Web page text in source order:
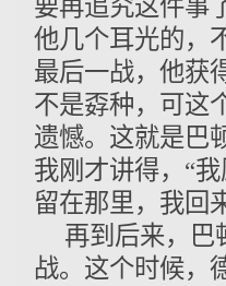
要再追究这件事
他几个耳光的，
最后一战，他获
不是孬种，可这
遗憾。这就是巴
我刚才讲得，“
留在那里，我回
再到后来，巴
战。这个时候，